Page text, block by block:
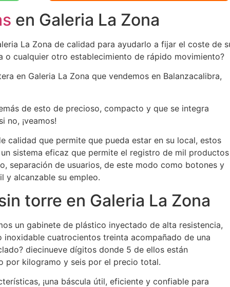
en Galeria La Zona
La Zona de calidad para ayudarlo a fijar el coste de
o cualquier otro establecimiento de rápido movimiento?
en Galeria La Zona que vendemos en Balanzacalibra,
de esto de precioso, compacto y que se integra
no, ¡veamos!
calidad que permite que pueda estar en su local, estos
sistema eficaz que permite el registro de mil
separación de usuarios, de este modo como botones y
y alcanzable su empleo.
torre en Galeria La Zona
un gabinete de plástico inyectado de alta resistencia,
cuatrocientos treinta acompañado de una
diecinueve dígitos donde 5 de ellos están
por kilogramo y seis por el precio total.
¡una báscula útil, eficiente y confiable para